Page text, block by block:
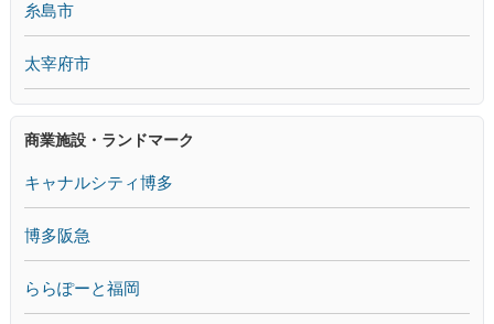
糸島市
太宰府市
商業施設・ランドマーク
キャナルシティ博多
博多阪急
ららぽーと福岡